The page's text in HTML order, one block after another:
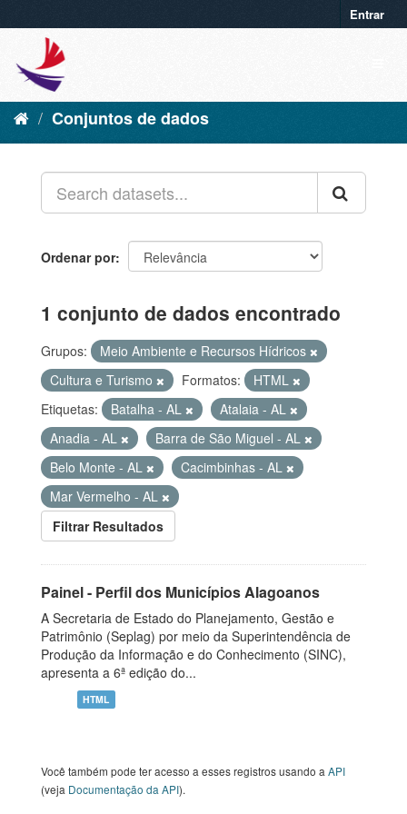
Entrar
Conjuntos de dados
Ordenar por
1 conjunto de dados encontrado
Grupos:
Meio Ambiente e Recursos Hídricos
Cultura e Turismo
Formatos:
HTML
Etiquetas:
Batalha - AL
Atalaia - AL
Anadia - AL
Barra de São Miguel - AL
Belo Monte - AL
Cacimbinhas - AL
Mar Vermelho - AL
Filtrar Resultados
Painel - Perfil dos Municípios Alagoanos
A Secretaria de Estado do Planejamento, Gestão e
Patrimônio (Seplag) por meio da Superintendência de
Produção da Informação e do Conhecimento (SINC),
apresenta a 6ª edição do...
HTML
Você também pode ter acesso a esses registros usando a API
(veja Documentação da API).